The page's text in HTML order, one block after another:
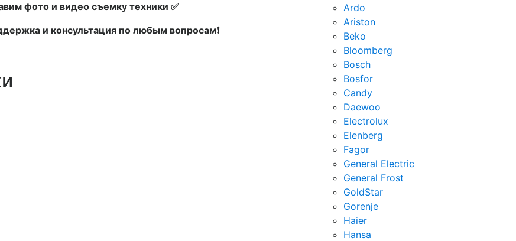
фото и видео съемку техники ✅
и консультация по любым вопросам❗
Ardo
Ariston
Beko
Bloomberg
Bosch
Bosfor
Candy
Daewoo
Electrolux
Elenberg
Fagor
General Electric
General Frost
GoldStar
Gorenje
Haier
Hansa